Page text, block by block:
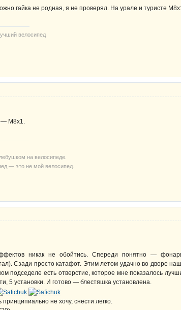
гайка не родная, я не проверял. На урале и туристе
велосипед
— М8х1.
на велосипеде.
— это не мой велосипед.
никак не обойтись. Спереди понятно —
Сзади просто катафот. Этим летом удачно во дворе
подседеле есть отверстие, которое мне показалось
5 установки. И готово — блестяшка установлена.
не хочу, снести легко.